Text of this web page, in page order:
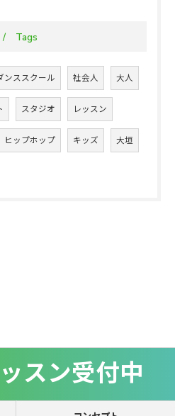
Tags
ンススクール 社会人 大人
スタジオ レッスン
ヒップホップ キッズ 大垣
スン受付中